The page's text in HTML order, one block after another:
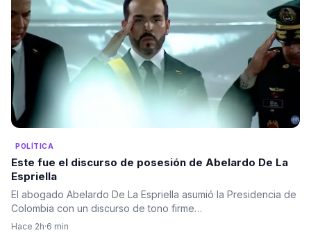
POLÍTICA
Este fue el discurso de posesión de Abelardo De La
Espriella
El abogado Abelardo De La Espriella asumió la Presidencia de
Colombia con un discurso de tono firme…
Hace 2h·6 min